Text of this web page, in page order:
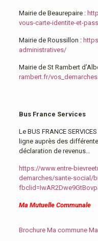
Mairie de Beaurepaire :
vous-carte-identite-et-
Mairie de Roussillon :
administratives/
Mairie de St Rambert
rambert.fr/
Bus France Services
Le BUS FRANCE
ligne auprès des
déclaration de revenus…
https://www.entre-
demarches/sante-social/
Ma Mutuelle Communale
Brochure Ma commune